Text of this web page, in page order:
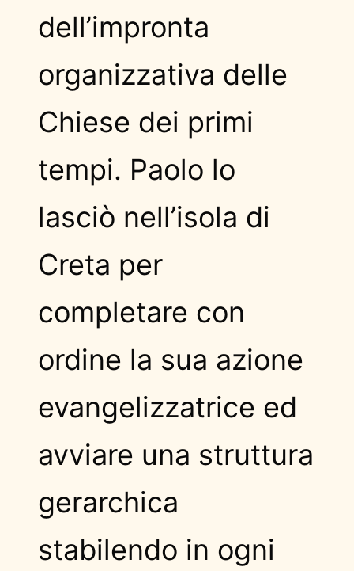
dell’impronta
organizzativa delle
Chiese dei primi
tempi. Paolo lo
lasciò nell’isola di
Creta per
completare con
ordine la sua azione
evangelizzatrice ed
avviare una struttura
gerarchica
stabilendo in ogni